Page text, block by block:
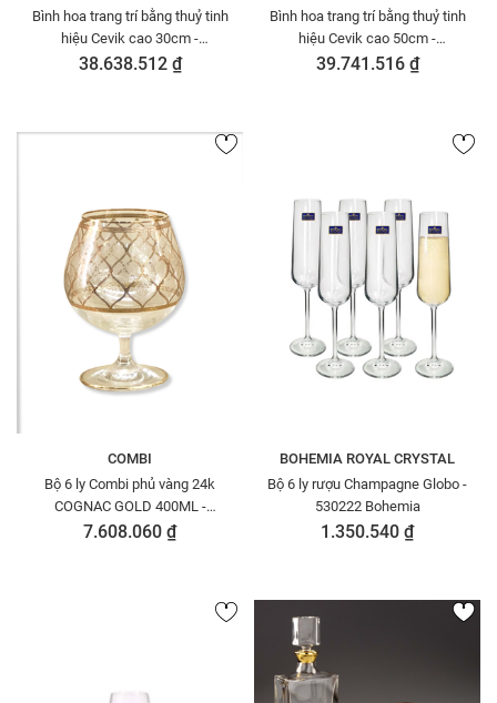
Bình hoa trang trí bằng thuỷ tinh
hiệu Cevik cao 30cm -
3NT.VHA/329/RCO
38.638.512 ₫
Bình hoa trang trí bằng thuỷ tinh
hiệu Cevik cao 50cm -
3NT.VOSS/105/PW
39.741.516 ₫
COMBI
Bộ 6 ly Combi phủ vàng 24k
COGNAC GOLD 400ML -
G465/Z-60
7.608.060 ₫
BOHEMIA ROYAL CRYSTAL
Bộ 6 ly rượu Champagne Globo -
530222 Bohemia
1.350.540 ₫